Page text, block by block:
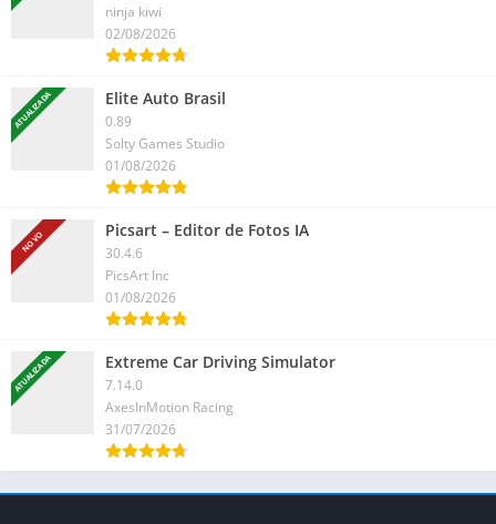
ninja kiwi
02/08/2026
ATUALIZADA Elite Auto Brasil
0.89
Solty Games Studio
01/08/2026
NOVO Picsart – Editor de Fotos IA
30.4.6
PicsArt Inc
01/08/2026
ATUALIZADA Extreme Car Driving Simulator
7.14.0
AxesInMotion Racing
31/07/2026